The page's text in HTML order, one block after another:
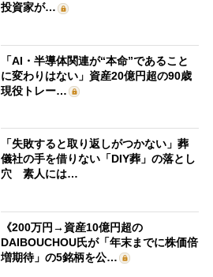
投資家が…
「AI・半導体関連が“本命”であること
に変わりはない」資産20億円超の90歳
現役トレー…
「失敗すると取り返しがつかない」葬
儀社の手を借りない「DIY葬」の落とし
穴 素人には…
《200万円→資産10億円超の
DAIBOUCHOU氏が「年末までに株価倍
増期待」の5銘柄を公…